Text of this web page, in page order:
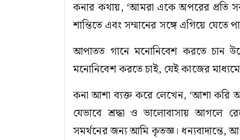
‎‎কনার কথায়, ‘আমরা একে অপরের প্রতি
শান্তিতে এবং সম্মানের সঙ্গে এগিয়ে
‎আপাতত গানে মনোনিবেশ করতে চান
মনোনিবেশ করতে চাই, যেই কাজের
‎কনা আশা ব্যক্ত করে লেখেন, ‘আশা করি
যেভাবে শ্রদ্ধা ও ভালোবাসায় আগলে
সমর্থনের জন্য আমি কৃতজ্ঞ। ধন্যবাদান্তে,